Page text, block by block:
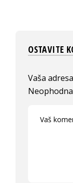
OSTAVITE
Vaša